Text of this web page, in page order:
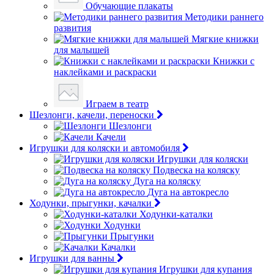
Обучающие плакаты
Методики раннего
развития
Мягкие книжки
для малышей
Книжки с
наклейками и раскраски
Играем в театр
Шезлонги, качели, переноски
Шезлонги
Качели
Игрушки для коляски и автомобиля
Игрушки для коляски
Подвеска на коляску
Дуга на коляску
Дуга на автокресло
Ходунки, прыгунки, качалки
Ходунки-каталки
Ходунки
Прыгунки
Качалки
Игрушки для ванны
Игрушки для купания